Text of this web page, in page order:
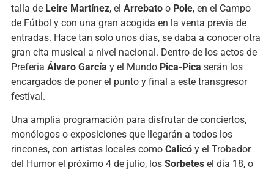
talla de Leire Martínez, el Arrebatoo Pole, en el Campo
de Fútbol y con una gran acogida en la venta previa de
entradas. Hace tan solo unos días, se daba a conocer otra
gran cita musical a nivel nacional. Dentro de los actos de
Preferia Álvaro García y el Mundo Pica-Pica serán los
encargados de poner el punto y final a este transgresor
festival.
Una amplia programación para disfrutar de conciertos,
monólogos o exposiciones que llegarán a todos los
rincones, con artistas locales como Calicóy el Trobador
del Humor el próximo 4 de julio, los Sorbetesel día 18, o